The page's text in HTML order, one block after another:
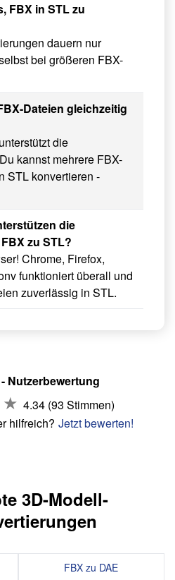
FBX in STL zu
dauern nur
bei größeren FBX-
Dateien gleichzeitig
die
kannst mehrere FBX-
STL konvertieren -
die
zu STL?
Chrome, Firefox,
funktioniert überall und
zuverlässig in STL.
Nutzerbewertung
4.34 (93 Stimmen)
hilfreich? Jetzt bewerten!
3D-Modell-
FBX zu DAE